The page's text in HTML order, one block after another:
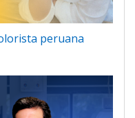
peruana